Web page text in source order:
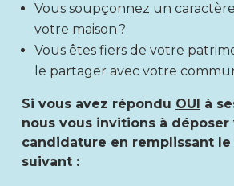
Vous soupçonnez un
votre maison ?
Vous êtes fiers de votre
le partager avec votre
Si vous avez répondu OUI à
nous vous invitions à déposer
candidature en remplissant
suivant :